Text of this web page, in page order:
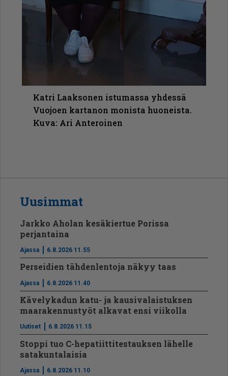
Katri Laaksonen istumassa yhdessä
Vuojoen kartanon monista huoneista.
Kuva: Ari Anteroinen
Uusimmat
Jarkko Aholan kesäkiertue Porissa
perjantaina
Ajassa 6.8.2026 11.55
Perseidien tähdenlentoja näkyy taas
Ajassa 6.8.2026 11.40
Kävelykadun katu- ja kausivalaistuksen
maarakennustyöt alkavat ensi viikolla
Uutiset 6.8.2026 11.15
Stoppi tuo C-hepatiit­ti­tes­tauksen lähelle
satakuntalaisia
Ajassa 6.8.2026 11.10